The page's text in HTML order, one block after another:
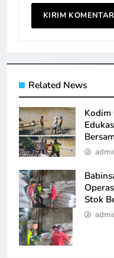
Related News
Kodim
Stok